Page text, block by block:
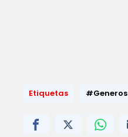
Etiquetas #Generos